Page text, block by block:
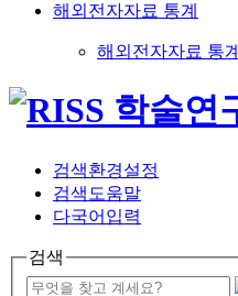
해외전자자료 통계
해외전자자료 통계
검색환경설정
검색도움말
다국어입력
검색